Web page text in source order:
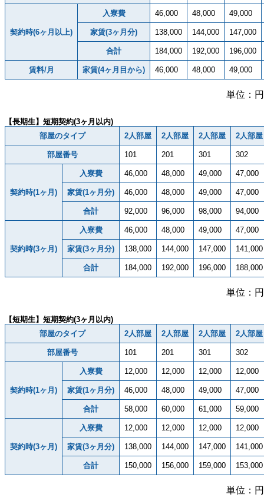
契約時(6ヶ月以上)
入寮費 46,000 48,000 49,000
家賃(3ヶ月分) 138,000 144,000 147,000
合計 184,000 192,000 196,000
賃料/月 家賃(4ヶ月目から) 46,000 48,000 49,000
単位：円
【長期生】短期契約(3ヶ月以内)
部屋のタイプ
2人部屋 2人部屋 2人部屋 2人部屋
部屋番号 101 201 301 302
契約時(1ヶ月)
入寮費 46,000 48,000 49,000 47,000
家賃(1ヶ月分) 46,000 48,000 49,000 47,000
合計 92,000 96,000 98,000 94,000
契約時(3ヶ月)
入寮費 46,000 48,000 49,000 47,000
家賃(3ヶ月分) 138,000 144,000 147,000 141,000
合計 184,000 192,000 196,000 188,000
単位：円
【短期生】短期契約(3ヶ月以内)
部屋のタイプ
2人部屋 2人部屋 2人部屋 2人部屋
部屋番号 101 201 301 302
契約時(1ヶ月)
入寮費 12,000 12,000 12,000 12,000
家賃(1ヶ月分) 46,000 48,000 49,000 47,000
合計 58,000 60,000 61,000 59,000
契約時(3ヶ月)
入寮費 12,000 12,000 12,000 12,000
家賃(3ヶ月分) 138,000 144,000 147,000 141,000
合計 150,000 156,000 159,000 153,000
単位：円